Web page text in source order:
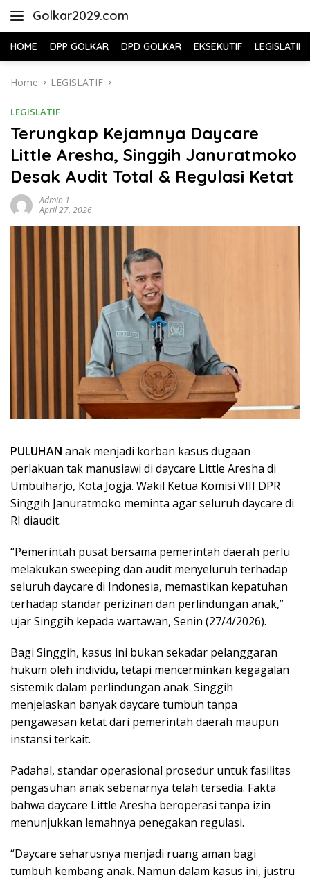
Golkar2029.com
HOME DPP GOLKAR DPD GOLKAR EKSEKUTIF LEGISLATIF
Home LEGISLATIF
LEGISLATIF
Terungkap Kejamnya Daycare
Little Aresha, Singgih Januratmoko
Desak Audit Total & Regulasi Ketat
Admin 1
April 27, 2026
PULUHAN anak menjadi korban kasus dugaan
perlakuan tak manusiawi di daycare Little Aresha di
Umbulharjo, Kota Jogja. Wakil Ketua Komisi VIII DPR
Singgih Januratmoko meminta agar seluruh daycare di
RI diaudit.
“Pemerintah pusat bersama pemerintah daerah perlu
melakukan sweeping dan audit menyeluruh terhadap
seluruh daycare di Indonesia, memastikan kepatuhan
terhadap standar perizinan dan perlindungan anak,”
ujar Singgih kepada wartawan, Senin (27/4/2026).
Bagi Singgih, kasus ini bukan sekadar pelanggaran
hukum oleh individu, tetapi mencerminkan kegagalan
sistemik dalam perlindungan anak. Singgih
menjelaskan banyak daycare tumbuh tanpa
pengawasan ketat dari pemerintah daerah maupun
instansi terkait.
Padahal, standar operasional prosedur untuk fasilitas
pengasuhan anak sebenarnya telah tersedia. Fakta
bahwa daycare Little Aresha beroperasi tanpa izin
menunjukkan lemahnya penegakan regulasi.
“Daycare seharusnya menjadi ruang aman bagi
tumbuh kembang anak. Namun dalam kasus ini, justru